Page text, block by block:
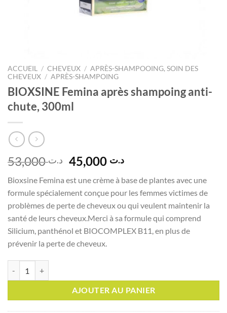
ACCUEIL / CHEVEUX / APRÈS-SHAMPOOING, SOIN DES
CHEVEUX / APRÈS-SHAMPOING
BIOXSINE Femina après shampoing anti-
chute, 300ml
د.ت53,000
Le
prix
initial
était :
د.ت 53,000.
د.تLe
actuel
est :
د.ت 45,000.
Bioxsine Femina est une crème à base de plantes avec une
formule spécialement conçue pour les femmes victimes de
problèmes de perte de cheveux ou qui veulent maintenir la
santé de leurs cheveux.Merci à sa formule qui comprend
Silicium, panthénol et BIOCOMPLEX B11, en plus de
prévenir la perte de cheveux.
AJOUTER AU PANIER